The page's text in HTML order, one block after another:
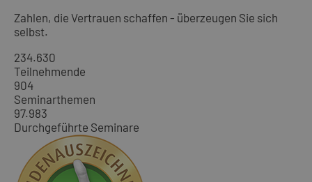
Zahlen, die Vertrauen schaffen - überzeugen Sie sich
selbst.
234.630
Teilnehmende
904
Seminarthemen
97.983
Durchgeführte Seminare